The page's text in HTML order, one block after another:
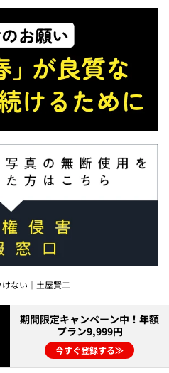
ない｜土屋賢二
期間限定キャンペーン中！年額
プラン9,999円
今すぐ登録する≫